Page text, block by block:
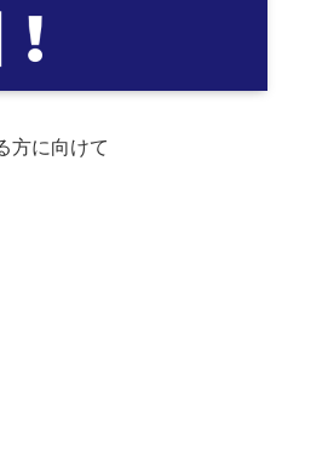
方に向けて